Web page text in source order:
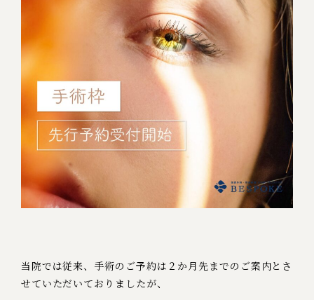
当院では従来、手術のご予約は２か月先までのご案内とさ
せていただいておりましたが、